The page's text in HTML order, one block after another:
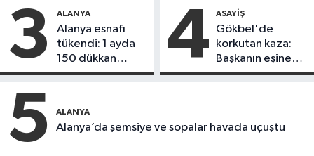
3 ALANYA
Alanya esnafı
tükendi: 1 ayda
150 dükkan
kapandı
4 ASAYIŞ
Gökbel'de
korkutan kaza:
Başkanın eşine
motosiklet çarptı
5 ALANYA
Alanya’da şemsiye ve sopalar havada uçuştu